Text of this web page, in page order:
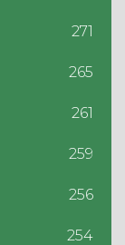
271
265
261
259
256
254